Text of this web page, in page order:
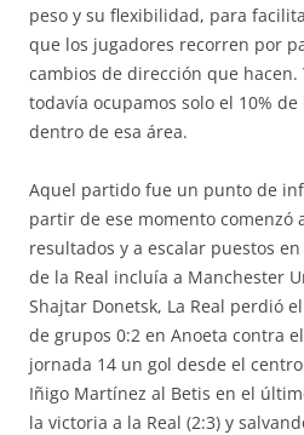
peso y su flexibilidad, para
que los jugadores recorren por
cambios de dirección que hacen.
todavía ocupamos solo el 10%
dentro de esa área.
Aquel partido fue un punto de
partir de ese momento comenzó
resultados y a escalar puestos
de la Real incluía a Manchester
Shajtar Donetsk, La Real perdió
de grupos 0:2 en Anoeta contra
jornada 14 un gol desde el
Iñigo Martínez al Betis en el
la victoria a la Real (2:3) y